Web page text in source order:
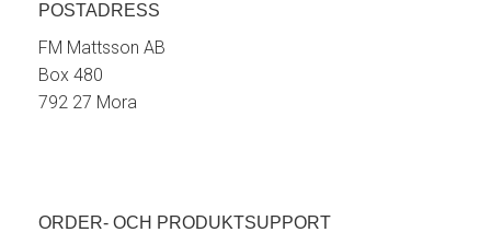
POSTADRESS
FM Mattsson AB
Box 480
792 27 Mora
ORDER- OCH PRODUKTSUPPORT